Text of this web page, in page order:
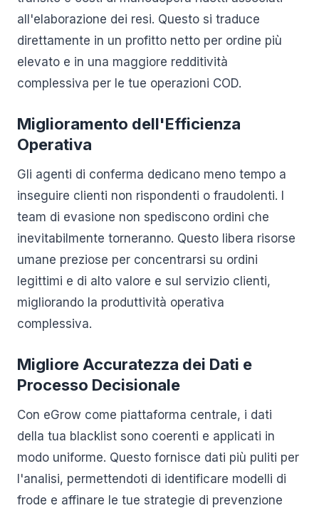
all'elaborazione dei resi. Questo si traduce
direttamente in un profitto netto per ordine più
elevato e in una maggiore redditività
complessiva per le tue operazioni COD.
Miglioramento dell'Efficienza
Operativa
Gli agenti di conferma dedicano meno tempo a
inseguire clienti non rispondenti o fraudolenti. I
team di evasione non spediscono ordini che
inevitabilmente torneranno. Questo libera risorse
umane preziose per concentrarsi su ordini
legittimi e di alto valore e sul servizio clienti,
migliorando la produttività operativa
complessiva.
Migliore Accuratezza dei Dati e
Processo Decisionale
Con eGrow come piattaforma centrale, i dati
della tua blacklist sono coerenti e applicati in
modo uniforme. Questo fornisce dati più puliti per
l'analisi, permettendoti di identificare modelli di
frode e affinare le tue strategie di prevenzione